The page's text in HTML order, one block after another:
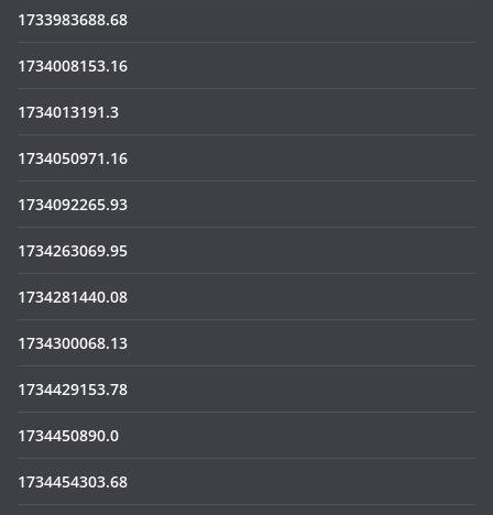
1733983688.68
1734008153.16
1734013191.3
1734050971.16
1734092265.93
1734263069.95
1734281440.08
1734300068.13
1734429153.78
1734450890.0
1734454303.68